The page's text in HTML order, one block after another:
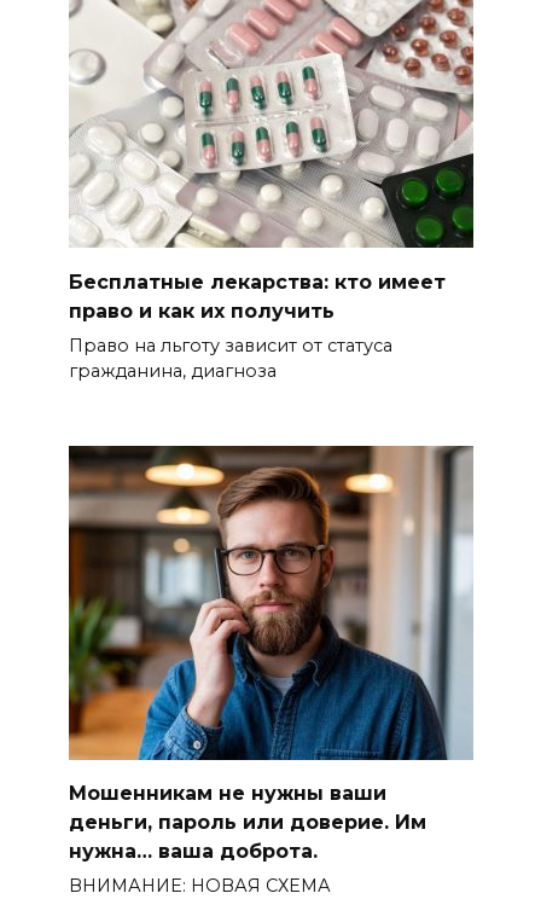
Бесплатные лекарства: кто имеет
право и как их получить
Право на льготу зависит от статуса
гражданина, диагноза
Мошенникам не нужны ваши
деньги, пароль или доверие. Им
нужна… ваша доброта.
ВНИМАНИЕ: НОВАЯ СХЕМА